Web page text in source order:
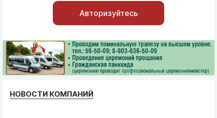
Авторизуйтесь
НОВОСТИ КОМПАНИЙ